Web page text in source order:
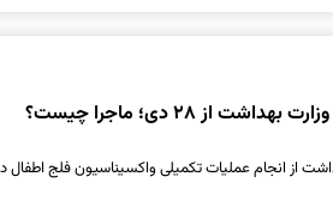
از ۲۸ دی؛ ماجرا چیست؟
از انجام عملیات تکمیلی واکسیناسیون فلج اطفال